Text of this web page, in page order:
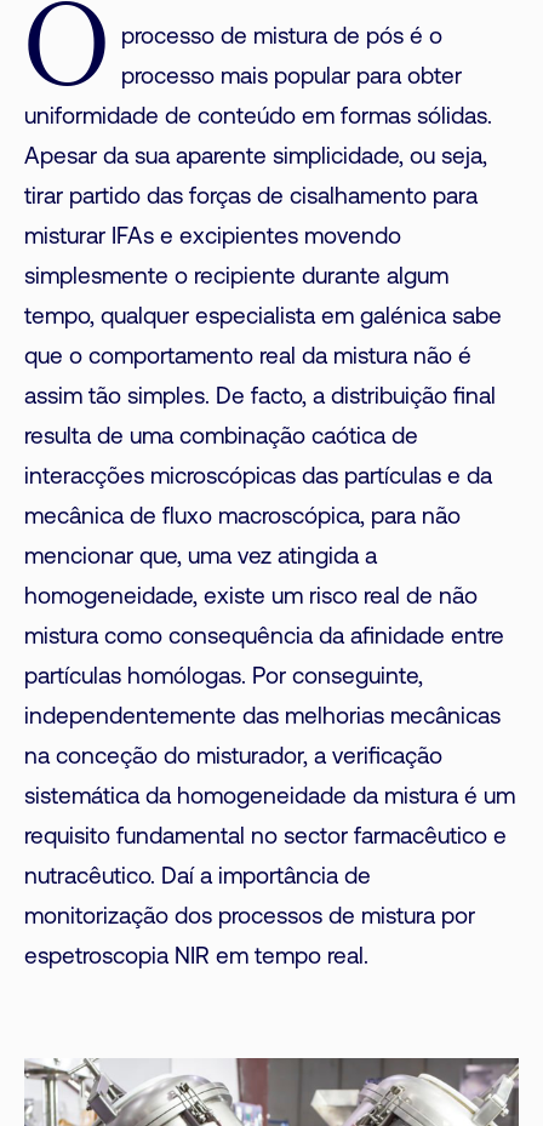
O
processo de mistura de pós é o
processo mais popular para obter
uniformidade de conteúdo em formas sólidas.
Apesar da sua aparente simplicidade, ou seja,
tirar partido das forças de cisalhamento para
misturar IFAs e excipientes movendo
simplesmente o recipiente durante algum
tempo, qualquer especialista em galénica sabe
que o comportamento real da mistura não é
assim tão simples. De facto, a distribuição final
resulta de uma combinação caótica de
interacções microscópicas das partículas e da
mecânica de fluxo macroscópica, para não
mencionar que, uma vez atingida a
homogeneidade, existe um risco real de não
mistura como consequência da afinidade entre
partículas homólogas. Por conseguinte,
independentemente das melhorias mecânicas
na conceção do misturador, a verificação
sistemática da homogeneidade da mistura é um
requisito fundamental no sector farmacêutico e
nutracêutico. Daí a importância de
monitorização dos processos de mistura por
espetroscopia NIR em tempo real.